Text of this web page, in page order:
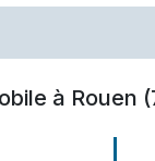
à Rouen